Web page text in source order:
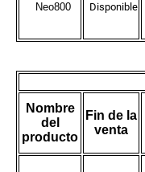
Neo800 Disponible
Nombre
del
producto
Fin de la
venta